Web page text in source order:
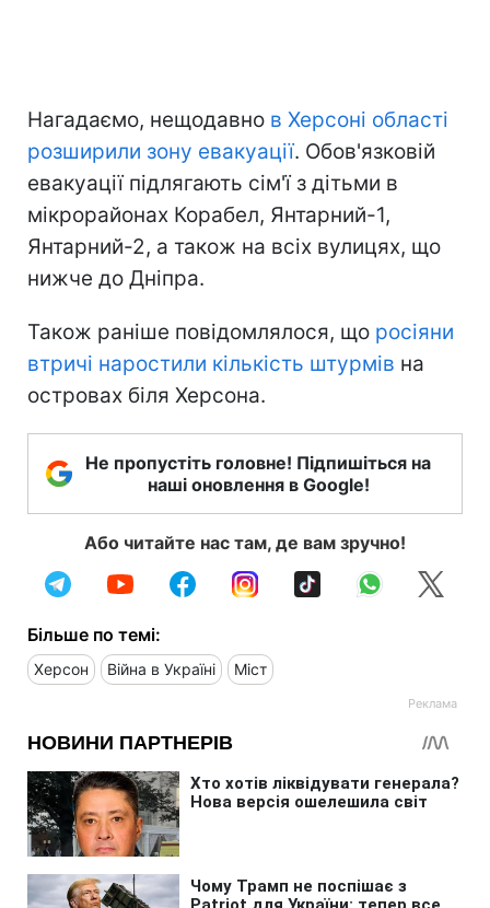
Нагадаємо, нещодавно в Херсоні області
розширили зону евакуації. Обов'язковій
евакуації підлягають сім'ї з дітьми в
мікрорайонах Корабел, Янтарний-1,
Янтарний-2, а також на всіх вулицях, що
нижче до Дніпра.
Також раніше повідомлялося, що росіяни
втричі наростили кількість штурмів на
островах біля Херсона.
Не пропустіть головне! Підпишіться на
наші оновлення в Google!
Або читайте нас там, де вам зручно!
Більше по темі:
Херсон Війна в Україні Міст